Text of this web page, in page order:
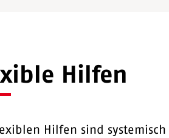
Hilfen
Hilfen sind